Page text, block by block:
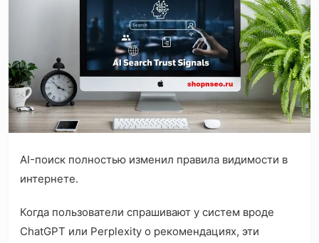
AI-поиск полностью изменил правила видимости в
интернете.
Когда пользователи спрашивают у систем вроде
ChatGPT или Perplexity о рекомендациях, эти